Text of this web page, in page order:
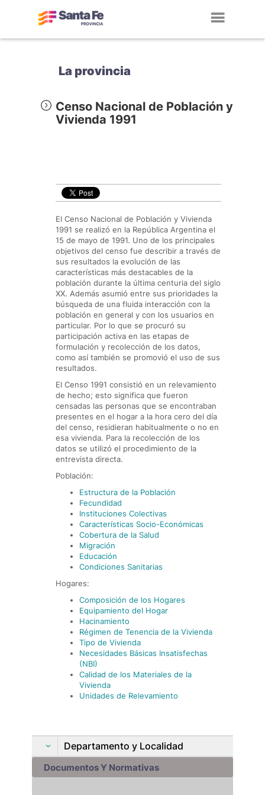
La provincia
Censo Nacional de Población y
Vivienda 1991
El Censo Nacional de Población y Vivienda
1991 se realizó en la República Argentina el
15 de mayo de 1991. Uno de los principales
objetivos del censo fue describir a través de
sus resultados la evolución de las
características más destacables de la
población durante la última centuria del siglo
XX. Además asumió entre sus prioridades la
búsqueda de una fluida interacción con la
población en general y con los usuarios en
particular. Por lo que se procuró su
participación activa en las etapas de
formulación y recolección de los datos,
como así también se promovió el uso de sus
resultados.
El Censo 1991 consistió en un relevamiento
de hecho; esto significa que fueron
censadas las personas que se encontraban
presentes en el hogar a la hora cero del día
del censo, residieran habitualmente o no en
esa vivienda. Para la recolección de los
datos se utilizó el procedimiento de la
entrevista directa.
Población:
Estructura de la Población
Fecundidad
Instituciones Colectivas
Características Socio-Económicas
Cobertura de la Salud
Migración
Educación
Condiciones Sanitarias
Hogares:
Composición de los Hogares
Equipamiento del Hogar
Hacinamiento
Régimen de Tenencia de la Vivienda
Tipo de Vivienda
Necesidades Básicas Insatisfechas
(NBI)
Calidad de los Materiales de la
Vivienda
Unidades de Relevamiento
Departamento y Localidad
Documentos Y Normativas